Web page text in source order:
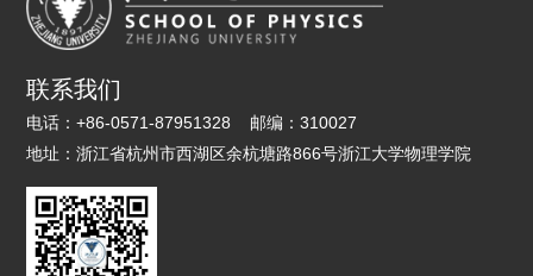
联系我们
电话：+86-0571-87951328 邮编：310027
地址：浙江省杭州市西湖区余杭塘路866号浙江大学物理学院